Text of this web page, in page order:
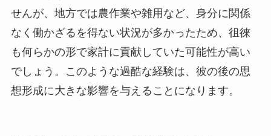
せんが、地方では農作業や雑用など、身分に関係
なく働かざるを得ない状況が多かったため、徂徠
も何らかの形で家計に貢献していた可能性が高い
でしょう。このような過酷な経験は、彼の後の思
想形成に大きな影響を与えることになります。